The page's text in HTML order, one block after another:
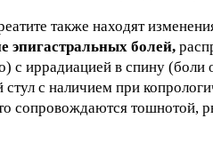
также находят
эпигастральных болей,
с иррадиацией в спину
с наличием при
сопровождаются тошнотой,